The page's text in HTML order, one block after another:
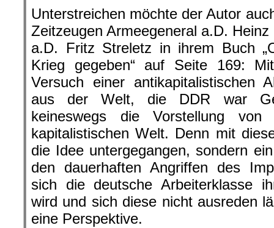
Unterstreichen möchte der Autor
Zeitzeugen Armeegeneral a.D.
a.D. Fritz Streletz in ihrem Buch
Krieg gegeben“ auf Seite 169:
Versuch einer antikapitalistischen
aus der Welt, die DDR war
keineswegs die Vorstellung
kapitalistischen Welt. Denn mit
die Idee untergegangen, sondern
den dauerhaften Angriffen des
sich die deutsche Arbeiterklasse
wird und sich diese nicht ausreden
eine Perspektive.